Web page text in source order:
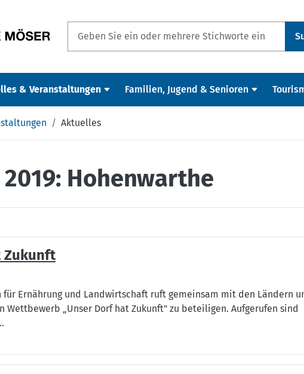
& Veranstaltungen Familien, Jugend & Senioren
Aktuelles
Hohenwarthe
Zukunft
Ernährung und Landwirtschaft ruft gemeinsam mit den Ländern
Wettbewerb „Unser Dorf hat Zukunft" zu beteiligen. Aufgerufen sind